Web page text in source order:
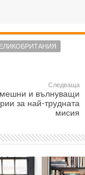
Следваща
и вълнуващи
за най-трудната
мисия